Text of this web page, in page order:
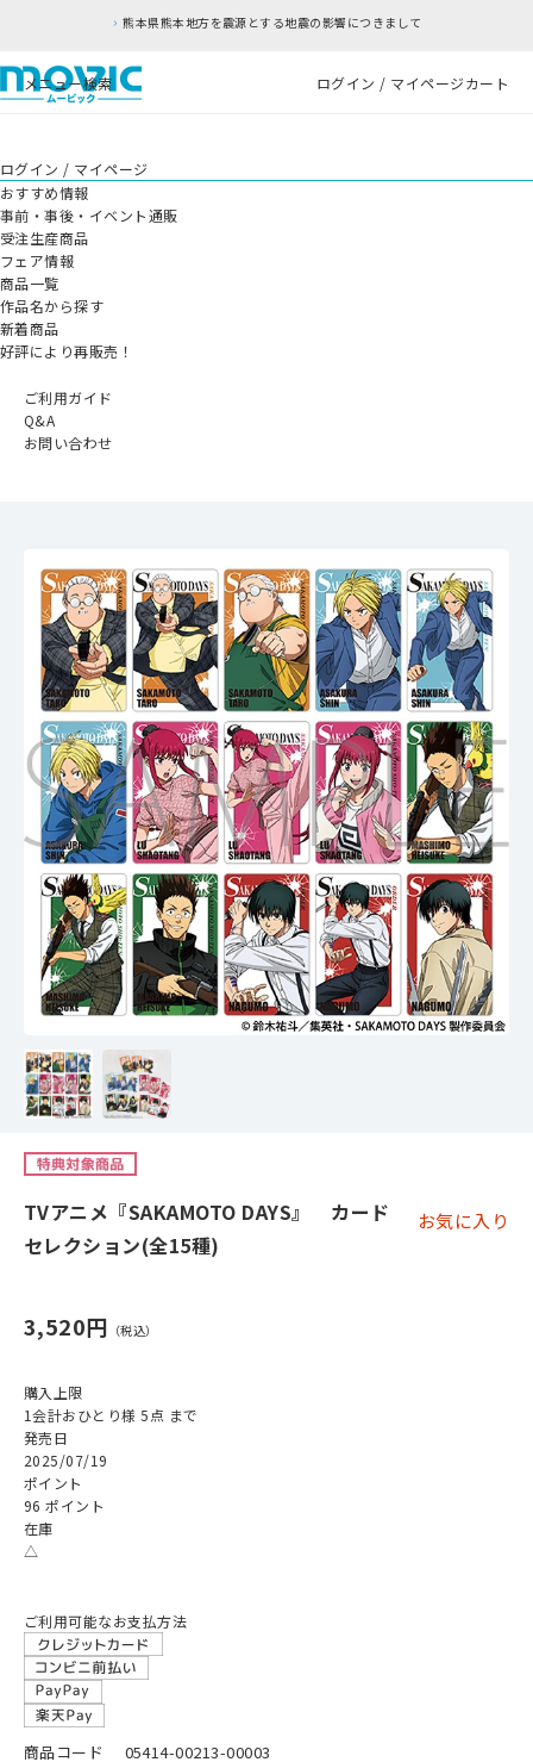
熊本県熊本地方を震源とする地震の影響につきまして
メニュー検索 ログイン / マイページカート
ログイン / マイページ
おすすめ情報
事前・事後・イベント通販
受注生産商品
フェア情報
商品一覧
作品名から探す
新着商品
好評により再販売！
ご利用ガイド
Q&A
お問い合わせ
TVアニメ『SAKAMOTO DAYS』 カード
セレクション(全15種)
お気に入り
3,520円
購入上限
1会計おひとり様 5点 まで
発売日
2025/07/19
ポイント
96 ポイント
在庫
△
ご利用可能なお支払方法
商品コード
05414-00213-00003